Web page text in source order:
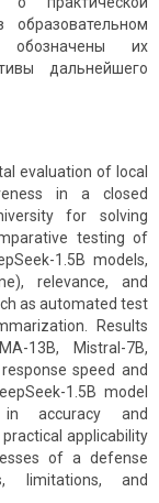
обозначены их
дальнейшего
evaluation of local
in a closed
for solving
testing of
1.5B models,
relevance, and
as automated test
Results
13B, Mistral-7B,
speed and
1.5B model
accuracy and
applicability
of a defense
limitations, and